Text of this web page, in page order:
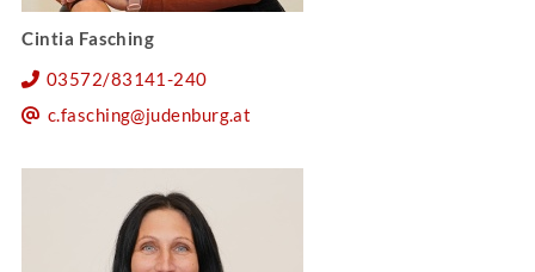
Cintia Fasching
03572/83141-240
c.fasching@judenburg.at